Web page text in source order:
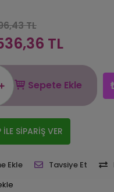
TL
TL
Sepete Ekle
SİPARİŞ VER
Ekle Tavsiye Et